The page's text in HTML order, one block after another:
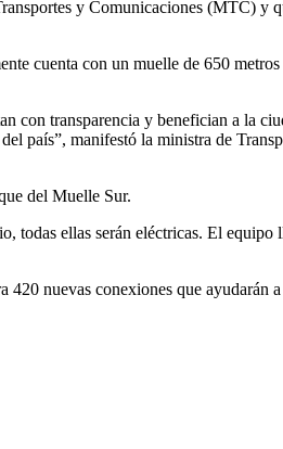
y Comunicaciones (MTC) y
cuenta con un muelle de 650
transparencia y benefician a la
país”, manifestó la ministra de
del Muelle Sur.
todas ellas serán eléctricas. El
nuevas conexiones que ayudarán